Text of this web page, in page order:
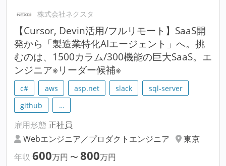
株式会社ネクスタ
【Cursor, Devin活用/フルリモート】SaaS開
発から「製造業特化AIエージェント」へ。挑
むのは、1500カラム/300機能の巨大SaaS。エ
ンジニア※リーダー候補※
c# aws asp.net slack
sql-server
github
…
雇用形態 正社員
Webエンジニア／プロダクトエンジニア
東京
年収 600万円 〜 800万円